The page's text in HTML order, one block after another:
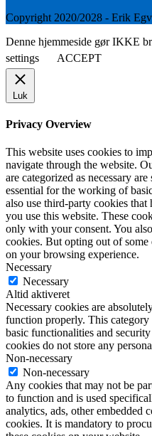
Copyright 2020/2028 - Erik
Denne hjemmeside gør IKKE
settings
ACCEPT
Luk
Privacy Overview
This website uses cookies to
navigate through the website.
are categorized as necessary
essential for the working of
also use third-party cookies
you use this website. These
only with your consent. You
cookies. But opting out of some
on your browsing experience.
Necessary
Necessary
Altid aktiveret
Necessary cookies are
function properly. This
basic functionalities and
cookies do not store any
Non-necessary
Non-necessary
Any cookies that may not be
to function and is used
analytics, ads, other embedded
cookies. It is mandatory to